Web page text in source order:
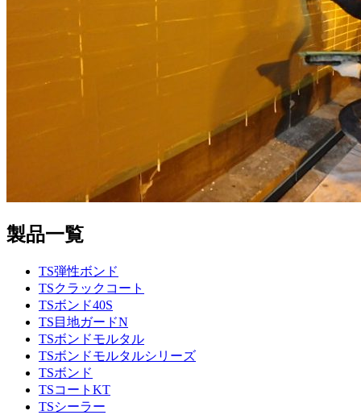
製品一覧
TS弾性ボンド
TSクラックコート
TSボンド40S
TS目地ガードN
TSボンドモルタル
TSボンドモルタルシリーズ
TSボンド
TSコートKT
TSシーラー